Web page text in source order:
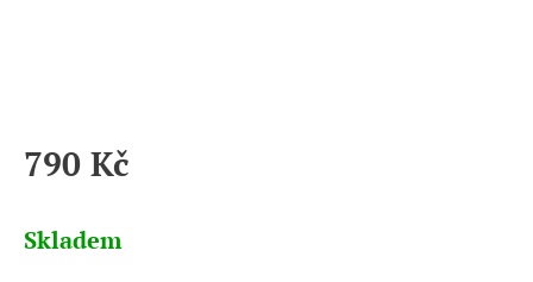
790 Kč
cena:
Skladem